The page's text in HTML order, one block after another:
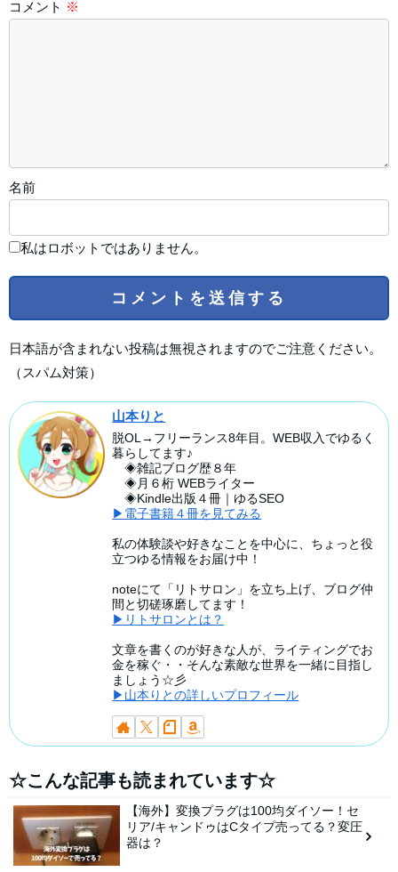
コメント ※
名前
私はロボットではありません。
日本語が含まれない投稿は無視されますのでご注意ください。
（スパム対策）
山本りと
脱OL→フリーランス8年目。WEB収入でゆるく
暮らしてます♪
◈雑記ブログ歴８年
◈月６桁 WEBライター
◈Kindle出版４冊｜ゆるSEO
▶電子書籍４冊を見てみる
私の体験談や好きなことを中心に、ちょっと役
立つゆる情報をお届け中！
noteにて「リトサロン」を立ち上げ、ブログ仲
間と切磋琢磨してます！
▶リトサロンとは？
文章を書くのが好きな人が、ライティングでお
金を稼ぐ・・そんな素敵な世界を一緒に目指し
ましょう☆彡
▶山本りとの詳しいプロフィール
☆こんな記事も読まれています☆
【海外】変換プラグは100均ダイソー！セ
リア/キャンドゥはCタイプ売ってる？変圧
器は？